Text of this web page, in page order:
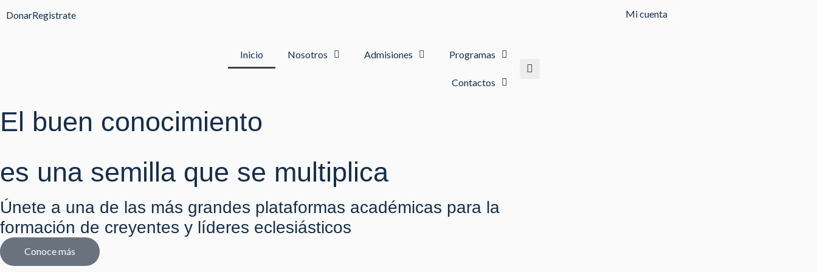
DonarRegistrate Mi cuenta
Inicio Nosotros Admisiones Programas
Contactos
El buen conocimiento
es una semilla que se multiplica
Únete a una de las más grandes plataformas académicas para la
formación de creyentes y líderes eclesiásticos
Conoce más